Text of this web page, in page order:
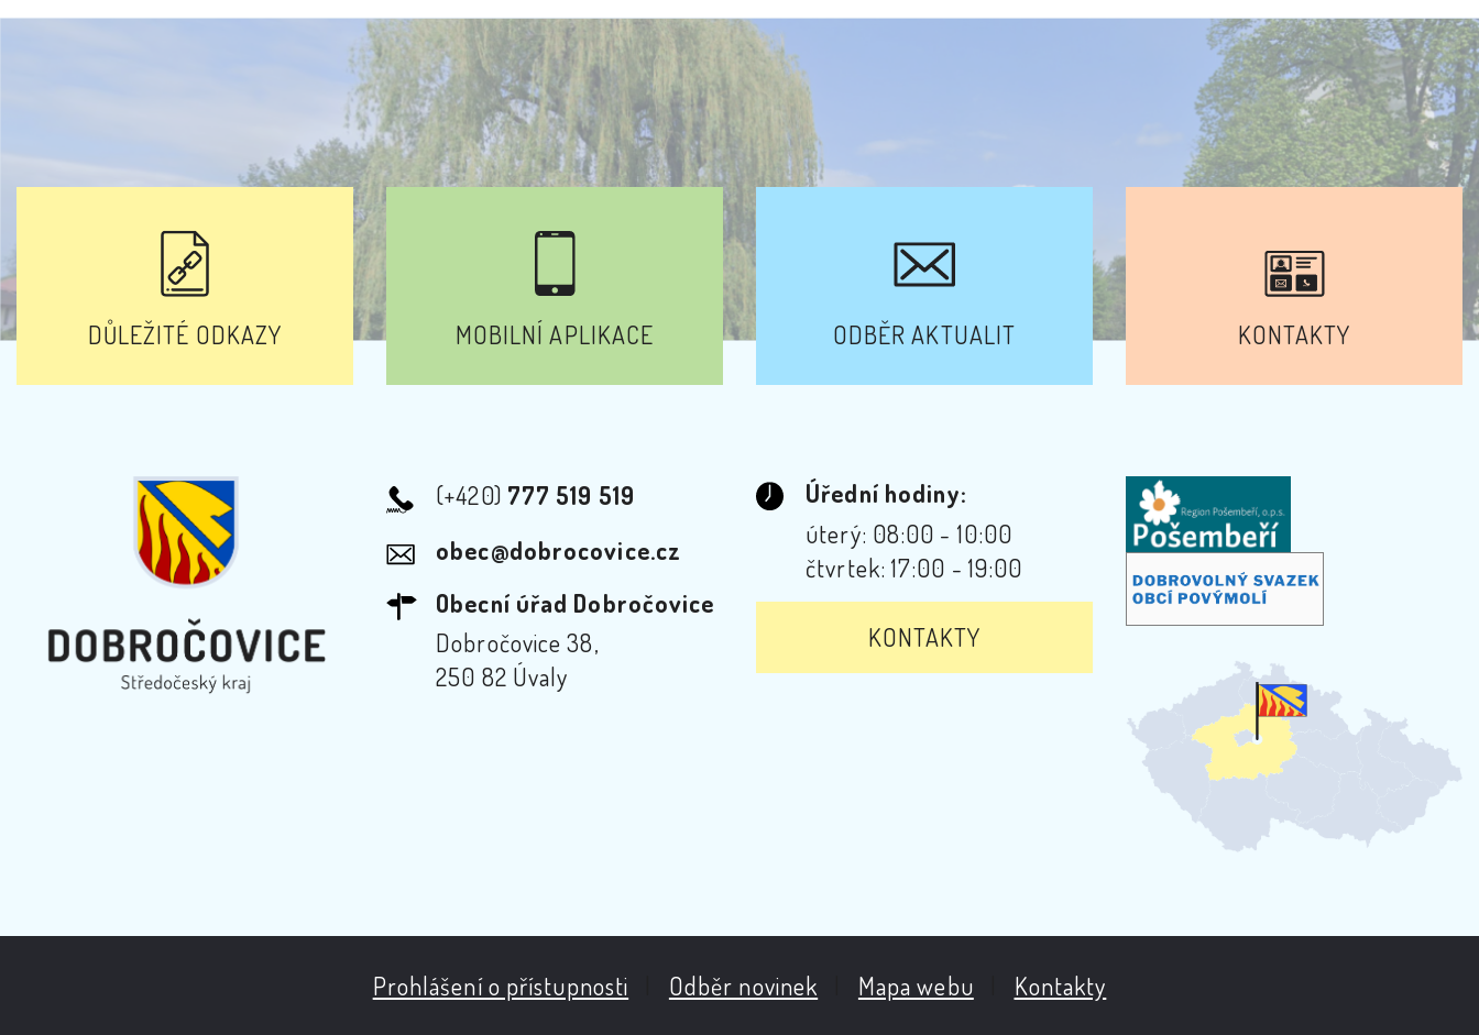
DŮLEŽITÉ ODKAZY MOBILNÍ APLIKACE ODBĚR AKTUALIT KONTAKTY
(+420) 777 519 519
obec@dobrocovice.cz
Obecní úřad Dobročovice
Dobročovice 38,
250 82 Úvaly
Úřední hodiny:
úterý: 08:00 - 10:00
čtvrtek: 17:00 - 19:00
KONTAKTY
Prohlášení o přístupnosti Odběr novinek Mapa webu Kontakty